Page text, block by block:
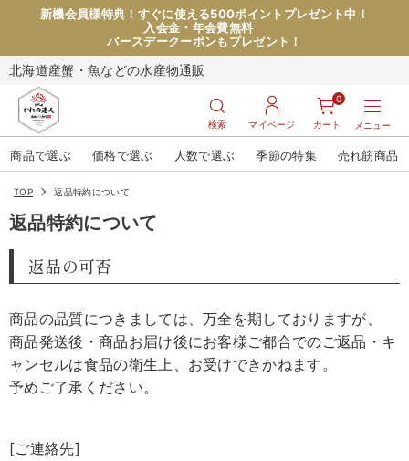
新機会員様特典！すぐに使える500ポイントプレゼント中！
入会金・年会費無料
バースデークーポンもプレゼント！
北海道産蟹・魚などの水産物通販
検索 マイページ カート
0
メニュー
商品で選ぶ 価格で選ぶ 人数で選ぶ 季節の特集 売れ筋商品
TOP 返品特約について
返品特約について
返品の可否
商品の品質につきましては、万全を期しておりますが、
商品発送後・商品お届け後にお客様ご都合でのご返品・キ
ャンセルは食品の衛生上、お受けできかねます。
予めご了承ください。
[ご連絡先]